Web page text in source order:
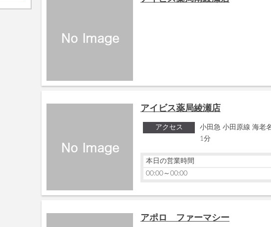
アイビス薬局綾瀬店
アクセス
小田急 小田原線 海老
1分
本日の営業時間
00:00～00:00
アポロ ファーマシー